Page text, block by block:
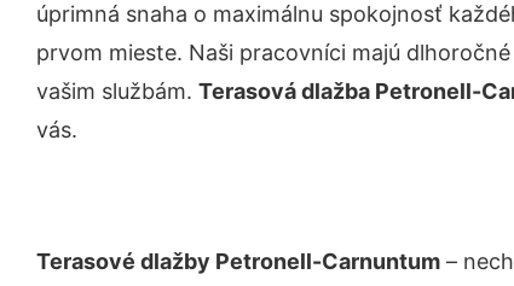
úprimná snaha o maximálnu spokojnosť
prvom mieste. Naši pracovníci majú
vašim službám. Terasová dlažba Petronell-
vás.
Terasové dlažby Petronell-Carnuntum –